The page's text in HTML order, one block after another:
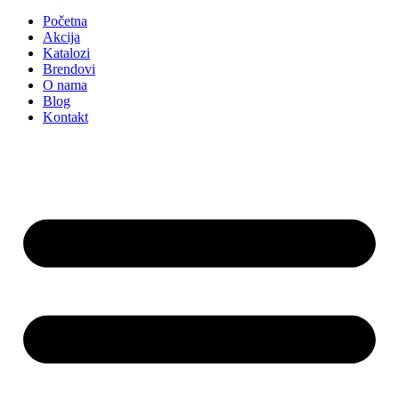
Početna
Akcija
Katalozi
Brendovi
O nama
Blog
Kontakt